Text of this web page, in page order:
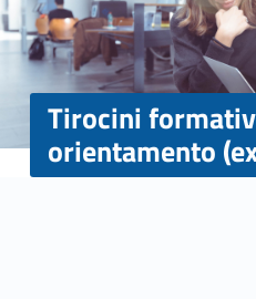
Tirocini
orientamento